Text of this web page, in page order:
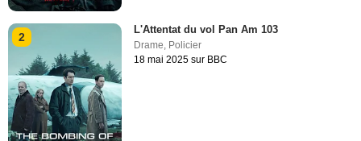
2
L'Attentat du vol Pan Am 103
Drame, Policier
18 mai 2025 sur BBC